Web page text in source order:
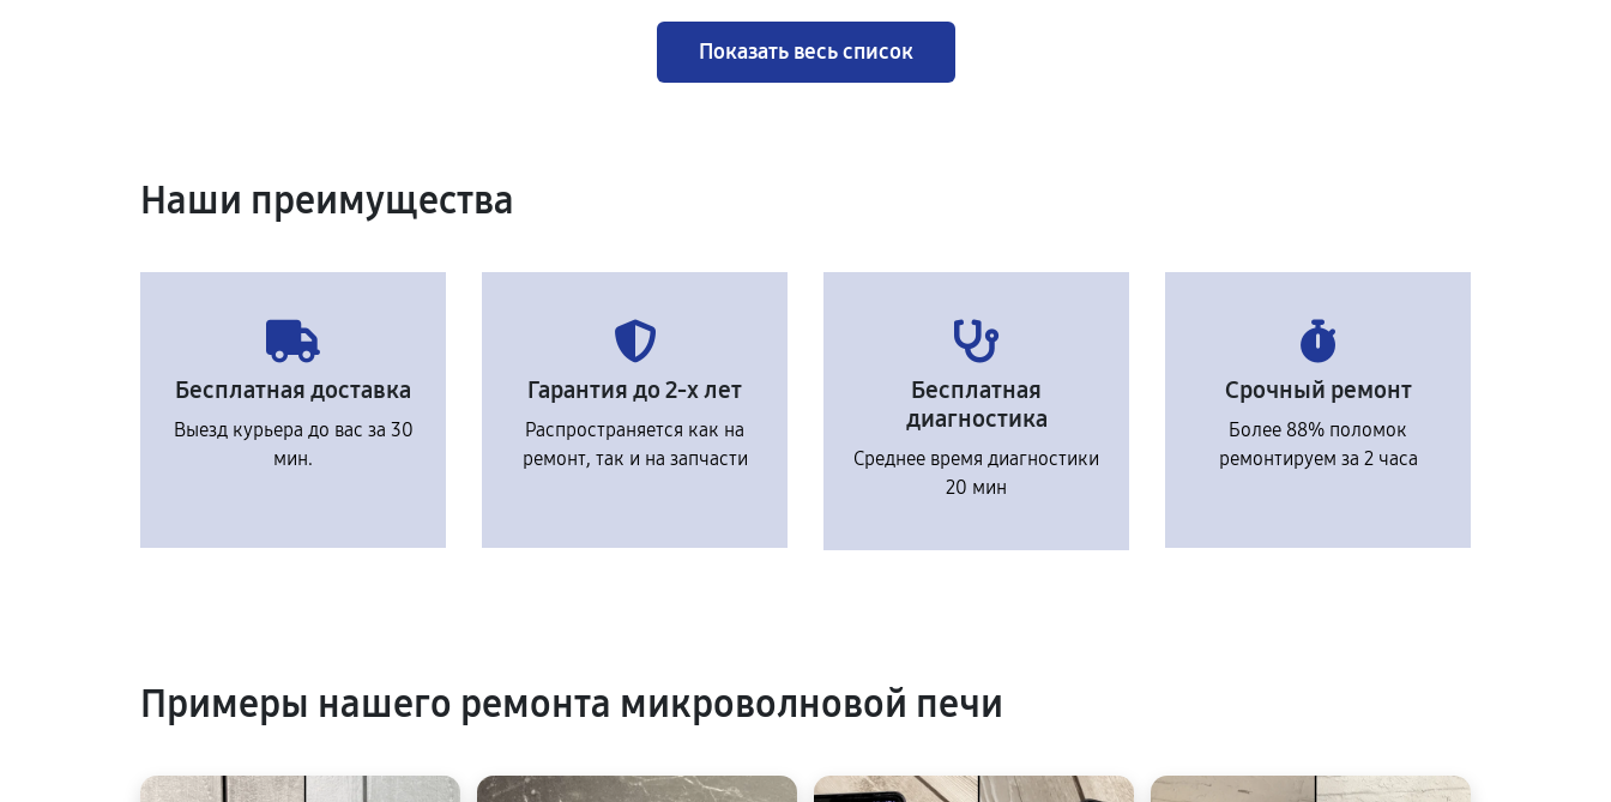
Показать весь список
Наши преимущества
Бесплатная доставка
Выезд курьера до вас за 30
мин.
Гарантия до 2-х лет
Распространяется как на
ремонт, так и на запчасти
Бесплатная
диагностика
Среднее время диагностики
20 мин
Срочный ремонт
Более 88% поломок
ремонтируем за 2 часа
Примеры нашего ремонта микроволновой печи